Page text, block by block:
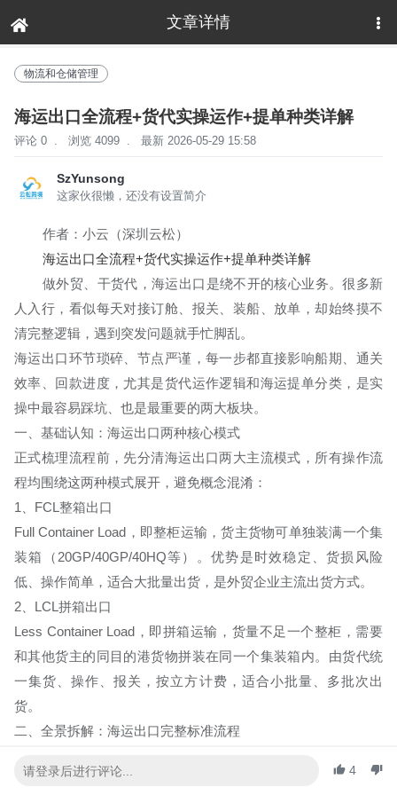
文章详情
下拉刷新
物流和仓储管理
海运出口全流程+货代实操运作+提单种类详解
评论 0 . 浏览 4099 . 最新 2026-05-29 15:58
SzYunsong
这家伙很懒，还没有设置简介
作者：小云（深圳云松）
海运出口全流程+货代实操运作+提单种类详解
做外贸、干货代，海运出口是绕不开的核心业务。很多新
人入行，看似每天对接订舱、报关、装船、放单，却始终摸不
清完整逻辑，遇到突发问题就手忙脚乱。
海运出口环节琐碎、节点严谨，每一步都直接影响船期、通关
效率、回款进度，尤其是货代运作逻辑和海运提单分类 ，是实
操中最容易踩坑、也是最重要的两大板块。
一、基础认知：海运出口两种核心模式
正式梳理流程前，先分清海运出口两大主流模式，所有操作流
程均围绕这两种模式展开，避免概念混淆：
1、FCL整箱出口
Full Container Load，即整柜运输，货主货物可单独装满一个集
装箱（20GP/40GP/40HQ等）。优势是时效稳定、货损风险
低、操作简单，适合大批量出货，是外贸企业主流出货方式。
2、LCL拼箱出口
Less Container Load，即拼箱运输，货量不足一个整柜，需要
和其他货主的同目的港货物拼装在同一个集装箱内。由货代统
一集货、操作、报关，按立方计费，适合小批量、多批次出
货。
二、全景拆解：海运出口完整标准流程
备、订舱提柜、装货进港、通关装船、尾款放单
五大阶段，每
4